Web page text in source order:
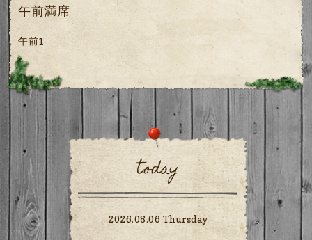
午前満席
午前1
today
2026.08.06 Thursday